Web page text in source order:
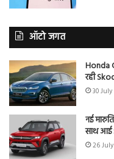
ऑटो जगत
Honda
रही
30
नई
साथ आई
26